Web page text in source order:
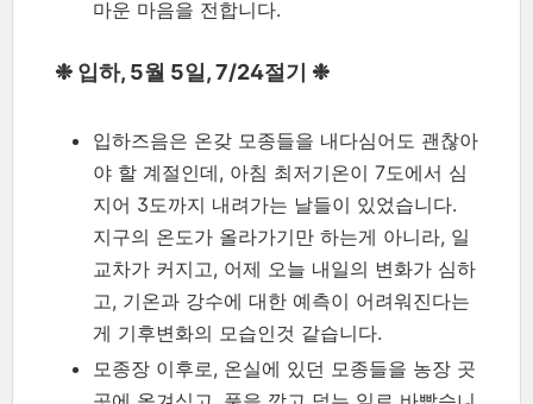
마운 마음을 전합니다.
❉ 입하, 5월 5일, 7/24절기 ❉
입하즈음은 온갖 모종들을 내다심어도 괜찮아
야 할 계절인데, 아침 최저기온이 7도에서 심
지어 3도까지 내려가는 날들이 있었습니다.
지구의 온도가 올라가기만 하는게 아니라, 일
교차가 커지고, 어제 오늘 내일의 변화가 심하
고, 기온과 강수에 대한 예측이 어려워진다는
게 기후변화의 모습인것 같습니다.
모종장 이후로, 온실에 있던 모종들을 농장 곳